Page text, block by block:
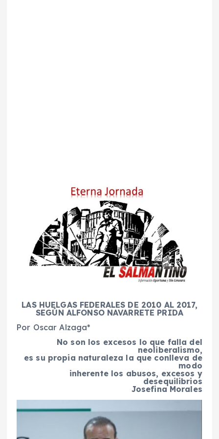
LAS HUELGAS FEDERALES DE 2010 AL 2017,
SEGÚN ALFONSO NAVARRETE PRIDA
Por Oscar Alzaga*
No son los excesos lo que falla del
neoliberalismo,
es su propia naturaleza la que conlleva de
modo
inherente los abusos, excesos y
desequilibrios
Josefina Morales